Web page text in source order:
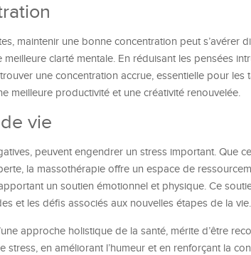
maintenir une bonne concentration peut s’avérer
clarté mentale. En réduisant les pensées
une concentration accrue, essentielle pour les
meilleure productivité et une créativité renouvelée.
vie
peuvent engendrer un stress important. Que
la massothérapie offre un espace de
un soutien émotionnel et physique. Ce
et les défis associés aux nouvelles étapes de la vie.
approche holistique de la santé, mérite d’être
en améliorant l’humeur et en renforçant la